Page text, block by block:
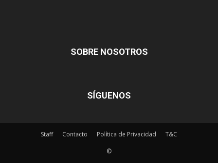
SOBRE NOSOTROS
SÍGUENOS
Staff Contacto Política de Privacidad T&C
©